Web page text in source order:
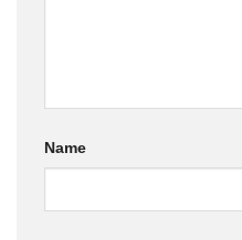
Name